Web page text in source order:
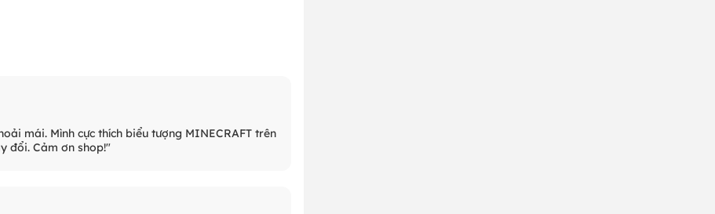
mái. Mình cực thích biểu tượng MINECRAFT trên
đổi. Cảm ơn shop!"